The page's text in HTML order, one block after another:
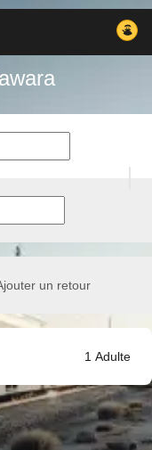
un retour
1 Adulte